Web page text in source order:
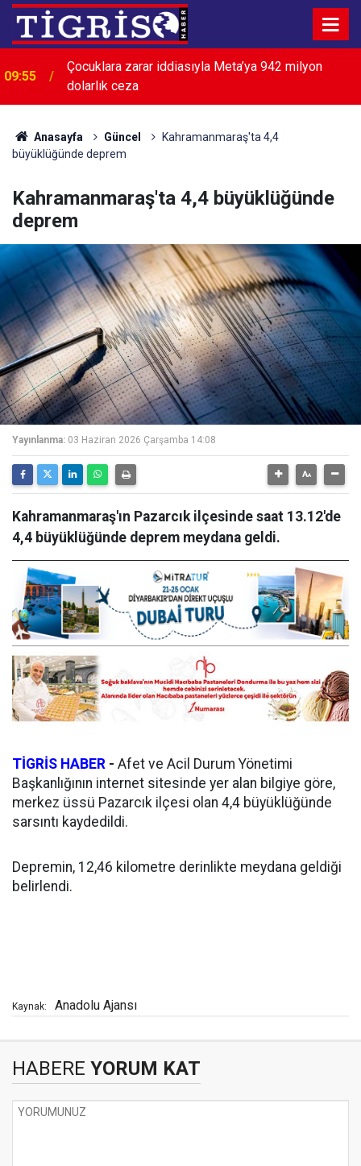
09:55
Çocuklara zarar iddiasıyla Meta’ya 942 milyon
dolarlık ceza
Anasayfa Güncel
Kahramanmaraş'ta 4,4
büyüklüğünde deprem
Kahramanmaraş'ta 4,4 büyüklüğünde
deprem
Yayınlanma: 03 Haziran 2026 Çarşamba 14:08
Kahramanmaraş'ın Pazarcık ilçesinde saat 13.12'de
4,4 büyüklüğünde deprem meydana geldi.
TİGRİS HABER - Afet ve Acil Durum Yönetimi
Başkanlığının internet sitesinde yer alan bilgiye göre,
merkez üssü Pazarcık ilçesi olan 4,4 büyüklüğünde
sarsıntı kaydedildi.
Depremin, 12,46 kilometre derinlikte meydana geldiği
belirlendi.
Kaynak: Anadolu Ajansı
HABERE YORUM KAT